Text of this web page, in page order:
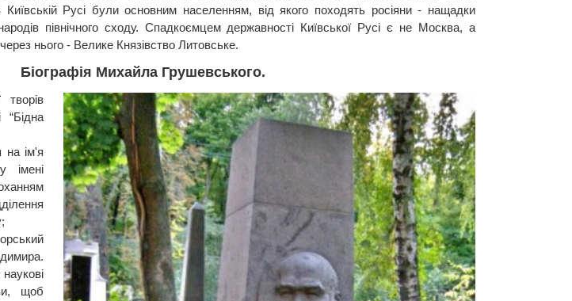
Київській Русі були основним населенням, від якого походять росіяни - нащадки
північного сходу. Спадкоємцем державності Київської Русі є не Москва, а
нього - Велике Князівство Литовське.
Біографія Михайла Грушевського.
творів
“Бідна
на ім'я
імені
щоб